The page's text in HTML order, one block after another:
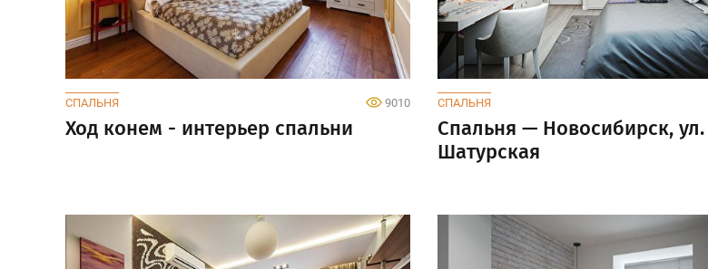
СПАЛЬНЯ 9010
Ход конем - интерьер спальни
СПАЛЬНЯ
Спальня — Новосибирск, ул.
Шатурская